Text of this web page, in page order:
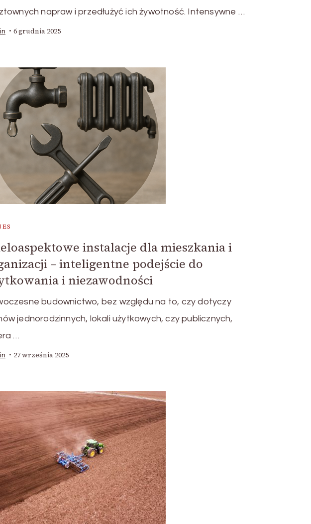
napraw i przedłużyć ich żywotność. Intensywne …
6 grudnia 2025
instalacje dla mieszkania i
– inteligentne podejście do
i niezawodności
budownictwo, bez względu na to, czy dotyczy
jednorodzinnych, lokali użytkowych, czy publicznych,
…
27 września 2025